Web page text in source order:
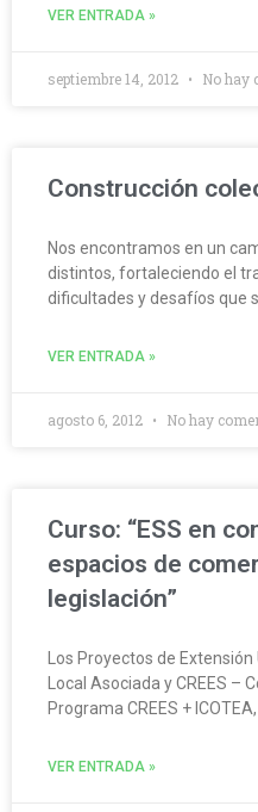
VER ENTRADA »
septiembre 14, 2012 No hay
Construcción
Nos encontramos en un
distintos, fortaleciendo el
dificultades y desafíos que
VER ENTRADA »
agosto 6, 2012 No hay
Curso: “ESS en
espacios de
legislación”
Los Proyectos de
Local Asociada y CREES –
Programa CREES +
VER ENTRADA »